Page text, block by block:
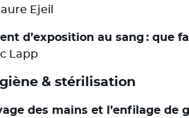
Ejeil
d’exposition au sang : que
Lapp
& stérilisation
des mains et l’enfilage de